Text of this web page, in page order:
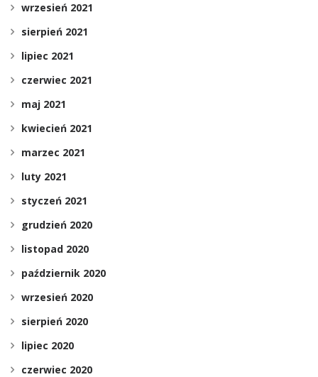
wrzesień 2021
sierpień 2021
lipiec 2021
czerwiec 2021
maj 2021
kwiecień 2021
marzec 2021
luty 2021
styczeń 2021
grudzień 2020
listopad 2020
październik 2020
wrzesień 2020
sierpień 2020
lipiec 2020
czerwiec 2020